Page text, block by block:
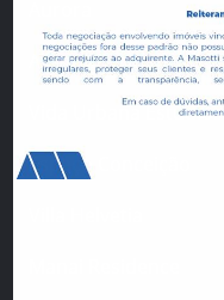
Allegro Residencial
Vida Urbana Estúdios
Espaço Conceição